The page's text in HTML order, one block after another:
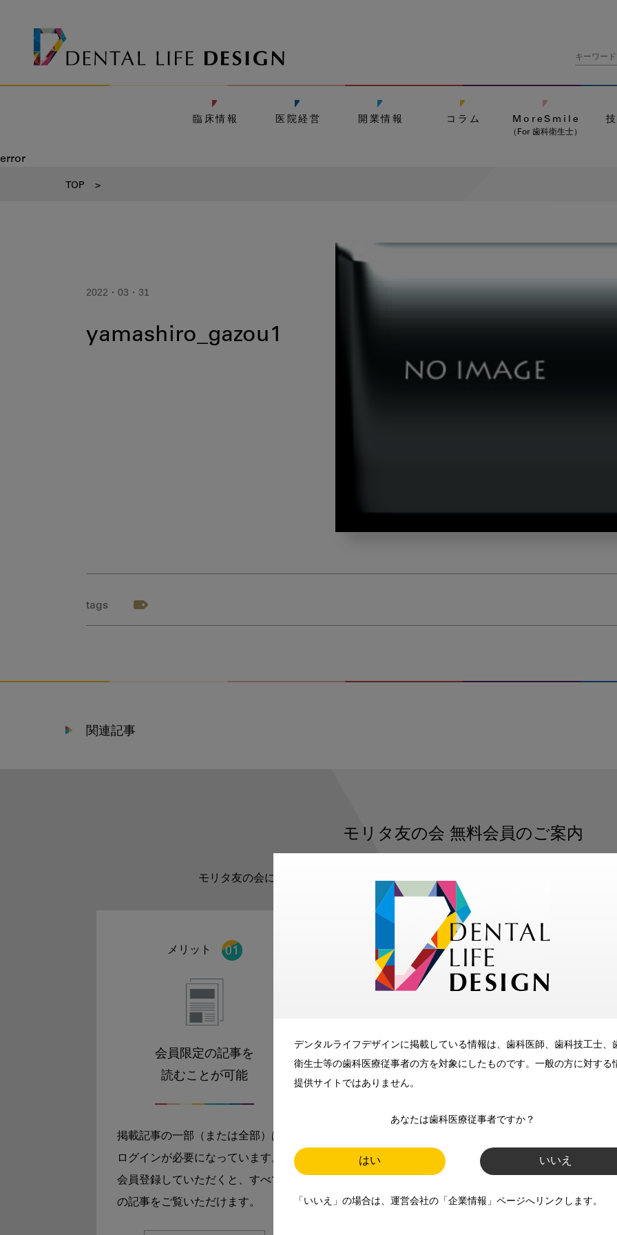
デンタルライフデザインに掲載している情報は、歯科医師、歯科技工士、
衛生士等の歯科医療従事者の方を対象にしたものです。一般の方に対する
提供サイトではありません。
あなたは歯科医療従事者ですか？
はい いいえ
「いいえ」の場合は、運営会社の「企業情報」ページへリンクします。
臨床情報 医院経営 開業情報 コラム MoreSmile
（For 歯科衛生士）
error
TOP >
2022・03・31
yamashiro_gazou1
tags
関連記事
モリタ友の会 無料会員のご案内
モリタ友の会に登録いただくと、デンタルライフデザインをもっと便利にご利用い
メリット
会員限定の記事を
読むことが可能
掲載記事の一部（または全部）は
ログインが必要になっています。
会員登録していただくと、すべて
の記事をご覧いただけます。
メリット
メールマガジンでお届け
師、歯科衛生士、歯科技工士）に
お届けします。